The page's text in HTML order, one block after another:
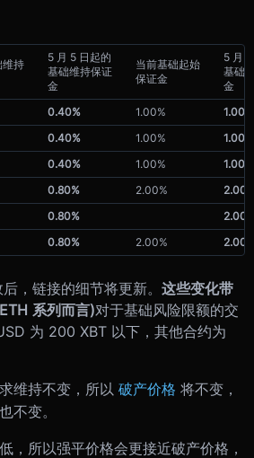
维持
5 月 5 日起的
基础维持保证
金
当前基础起始
保证金
5 月
基础
金
0.40% 1.00%
1.00%
0.40% 1.00%
1.00%
0.40% 1.00%
1.00%
0.80% 2.00%
0.80%
0.80% 2.00%
，链接的细节将更新。 这些变化带
系列而言)对于基础风险限额的交
为 200 XBT 以下，其他合约为
维持不变，所以 破产价格 将不变，
不变。
，所以强平价格会更接近破产价格，